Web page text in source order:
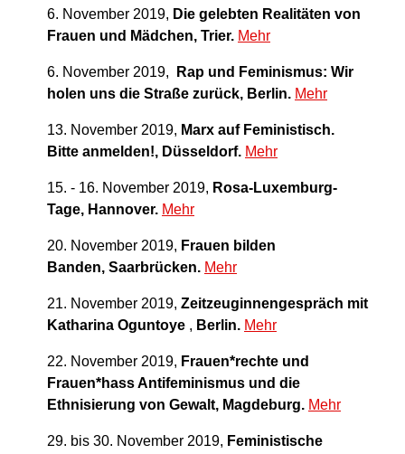
6. November 2019, Die gelebten Realitäten von
Frauen und Mädchen, Trier. Mehr
6. November 2019,
Rap und Feminismus: Wir
holen uns die Straße zurück, Berlin. Mehr
13. November 2019, Marx auf Feministisch.
Bitte anmelden!, Düsseldorf. Mehr
15. - 16. November 2019, Rosa-Luxemburg-
Tage, Hannover. Mehr
20. November 2019, Frauen bilden
Banden, Saarbrücken. Mehr
21. November 2019, Zeitzeuginnengespräch mit
Katharina Oguntoye , Berlin. Mehr
22. November 2019, Frauen*rechte und
Frauen*hass Antifeminismus und die
Ethnisierung von Gewalt, Magdeburg. Mehr
29. bis 30. November 2019, Feministische